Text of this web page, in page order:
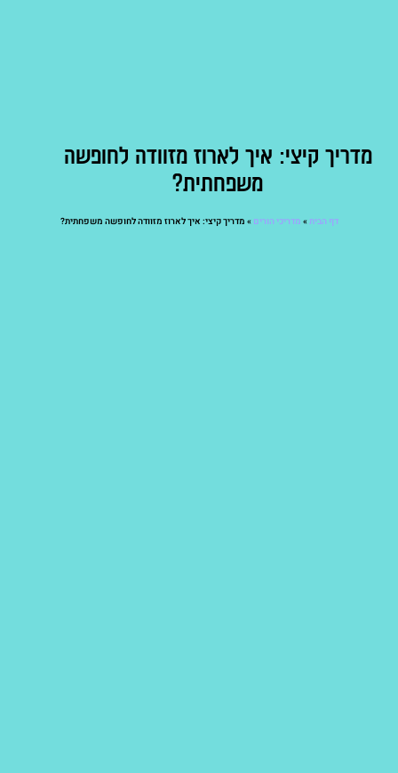
מדריך קיצי: איך לארוז מזוודה לחופשה
משפחתית?
דף הבית» מדריכי הורים » מדריך קיצי: איך לארוז מזוודה לחופשה משפחתית?